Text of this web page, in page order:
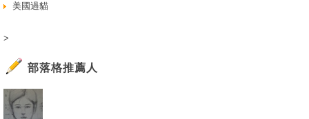
美國過貓
>
部落格推薦人